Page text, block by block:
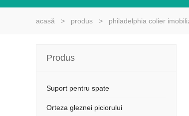
acasă > produs > philadelphia colier
Produs
Suport pentru spate
Orteza gleznei piciorului